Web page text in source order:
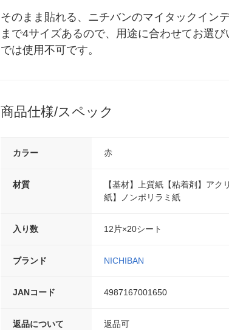
そのまま貼れる、ニチバンのマイタックイン
まで4サイズあるので、用途に合わせてお選
では使用不可です。
商品仕様/スペック
カラー 赤
材質
【基材】上質紙【粘着剤】アク
紙】ノンポリラミ紙
入り数 12片×20シート
ブランド NICHIBAN
JANコード 4987167001650
返品について
返品可